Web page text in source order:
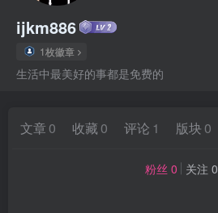
ijkm886
1枚徽章
生活中最美好的事都是免费的
文章 0 收藏 0 评论 1 版块 0
粉丝 0 关注 0